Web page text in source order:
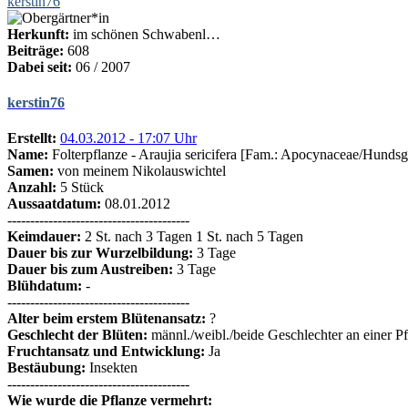
Herkunft: im schönen Schwabenl…
Beiträge: 608
Dabei seit: 06 / 2007
kerstin76
Erstellt: 04.03.2012 - 17:07 Uhr
Name: Folterpflanze - Araujia sericifera [Fam.: Apocynaceae/
Samen: von meinem Nikolauswichtel
Anzahl: 5 Stück
Aussaatdatum: 08.01.2012
----------------------------------------
Keimdauer: 2 St. nach 3 Tagen 1 St. nach 5 Tagen
Dauer bis zur Wurzelbildung: 3 Tage
Dauer bis zum Austreiben: 3 Tage
Blühdatum: -
----------------------------------------
Alter beim erstem Blütenansatz: ?
Geschlecht der Blüten: männl./weibl./beide Geschlechter an einer
Fruchtansatz und Entwicklung: Ja
Bestäubung: Insekten
----------------------------------------
Wie wurde die Pflanze vermehrt: